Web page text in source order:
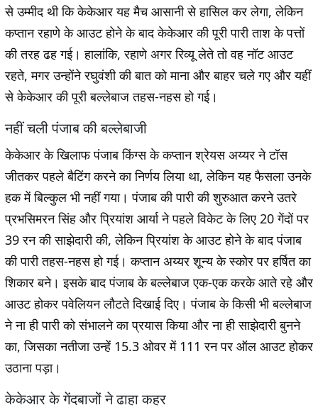
से उम्मीद थी कि केकेआर यह मैच आसानी से हासिल कर लेगा, लेकिन
कप्तान रहाणे के आउट होने के बाद केकेआर की पूरी पारी ताश के पत्तों
की तरह ढह गई। हालांकि, रहाणे अगर रिव्यू लेते तो वह नॉट आउट
रहते, मगर उन्होंने रघुवंशी की बात को माना और बाहर चले गए और यहीं
से केकेआर की पूरी बल्लेबाज तहस-नहस हो गई।
नहीं चली पंजाब की बल्लेबाजी
केकेआर के खिलाफ पंजाब किंग्स के कप्तान श्रेयस अय्यर ने टॉस
जीतकर पहले बैटिंग करने का निर्णय लिया था, लेकिन यह फैसला उनके
हक में बिल्कुल भी नहीं गया। पंजाब की पारी की शुरुआत करने उतरे
प्रभसिमरन सिंह और प्रियांश आर्या ने पहले विकेट के लिए 20 गेंदों पर
39 रन की साझेदारी की, लेकिन प्रियांश के आउट होने के बाद पंजाब
की पारी तहस-नहस हो गई। कप्तान अय्यर शून्य के स्कोर पर हर्षित का
शिकार बने। इसके बाद पंजाब के बल्लेबाज एक-एक करके आते रहे और
आउट होकर पवेलियन लौटते दिखाई दिए। पंजाब के किसी भी बल्लेबाज
ने ना ही पारी को संभालने का प्रयास किया और ना ही साझेदारी बुनने
का, जिसका नतीजा उन्हें 15.3 ओवर में 111 रन पर ऑल आउट होकर
उठाना पड़ा।
केकेआर के गेंदबाजों ने ढाहा कहर